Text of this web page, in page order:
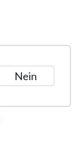
Nein